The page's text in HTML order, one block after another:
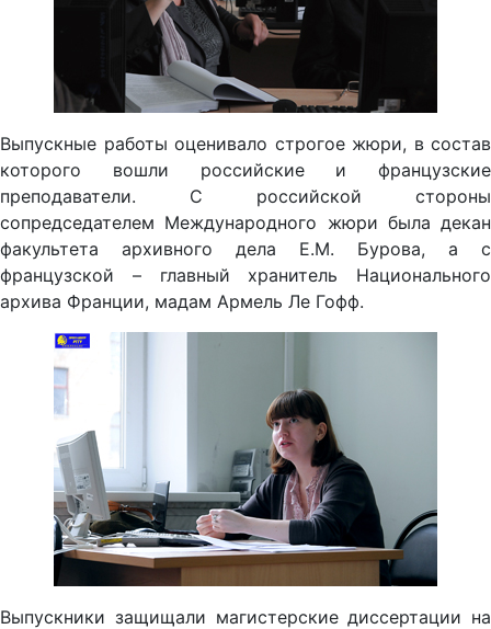
Выпускные работы оценивало строгое жюри, в состав
которого вошли российские и французские
преподаватели. С российской стороны
сопредседателем Международного жюри была декан
факультета архивного дела Е.М. Бурова, а с
французской – главный хранитель Национального
архива Франции, мадам Армель Ле Гофф.
Выпускники защищали магистерские диссертации на